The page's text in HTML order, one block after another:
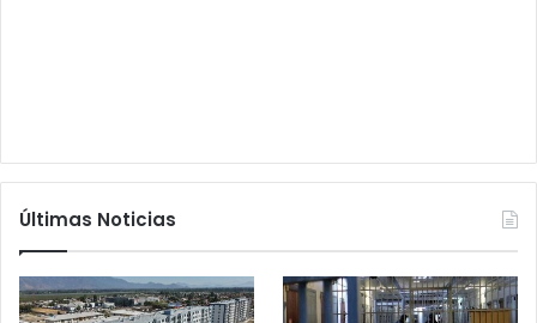
Últimas Noticias